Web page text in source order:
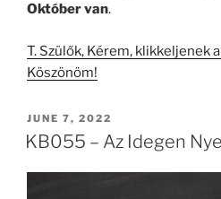
Október van.
T. Szülők, Kérem, klikkeljenek
Köszönöm!
POSTED
ON
JUNE 7, 2022
KB055 – Az Idegen